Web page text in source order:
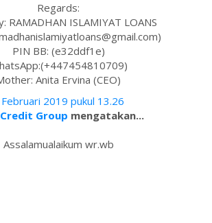
Regards:
RAMADHAN ISLAMIYAT LOANS
PIN BB: (e32ddf1e)
Anita Ervina (CEO)
2019 pukul 13.26
Group mengatakan...
Assalamualaikum wr.wb